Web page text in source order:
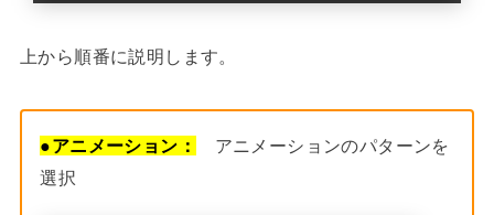
上から順番に説明します。
●アニメーション：
アニメーションのパターンを
選択